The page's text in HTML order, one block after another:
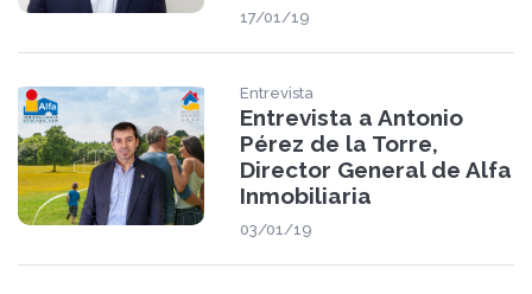
17/01/19
Entrevista
Entrevista a Antonio
Pérez de la Torre,
Director General de Alfa
Inmobiliaria
03/01/19